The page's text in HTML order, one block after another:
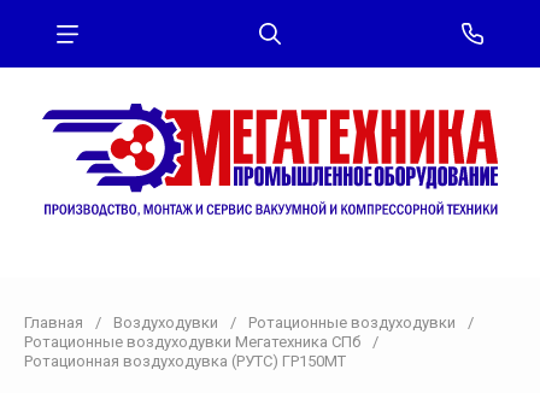
Главная / Воздуходувки / Ротационные воздуходувки
/
Ротационные воздуходувки Мегатехника СПб
/
Ротационная воздуходувка (РУТС) ГР150МТ